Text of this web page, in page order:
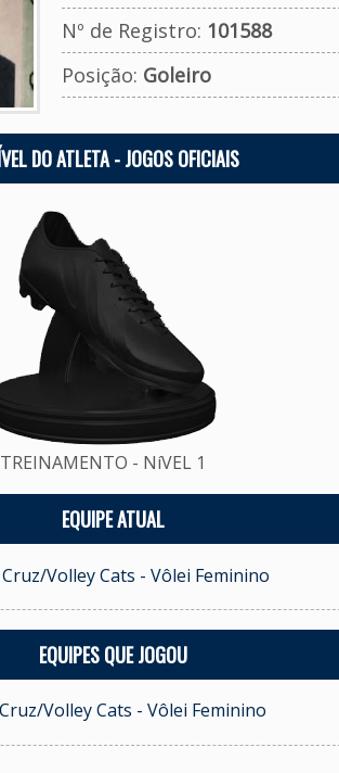
Nº de Registro: 101588
Posição: Goleiro
DO ATLETA - JOGOS OFICIAIS
TREINAMENTO - NíVEL 1
EQUIPE ATUAL
Cruz/Volley Cats - Vôlei Feminino
EQUIPES QUE JOGOU
Volley Cats - Vôlei Feminino